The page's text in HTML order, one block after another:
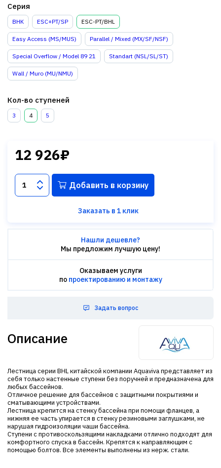
Серия
BHK ESC+PT/SP ESC-PT/BHL
Easy Access (MS/MUS) Parallel / Mixed (MX/SF/NSF)
Special Overflow / Model 89 21 Standart (NSL/SL/ST)
Wall / Muro (MU/NMU)
Кол-во ступеней
3 4 5
12 926₽
Добавить в корзину
Заказать в 1 клик
Нашли дешевле?
Мы предложим лучшую цену!
Оказываем услуги
по проектированию и монтажу
Задать вопрос
Описание
Лестница серии BHL китайской компании Aquaviva представляет из
себя только настенные ступени без поручней и предназначена для
любых бассейнов.
Отличное решение для бассейнов с защитными покрытиями и
сматывающими устройствами.
Лестница крепится на стенку бассейна при помощи фланцев, а
нижняя ее часть упирается в стенку резиновыми заглушками, не
нарушая гидроизоляции чаши бассейна.
Ступени с противоскользящими накладками отлично подходят для
комфортного спуска в бассейн. Крепятся к направляющим с
помощью болтов. Все элементы выполнены из нерж. стали.